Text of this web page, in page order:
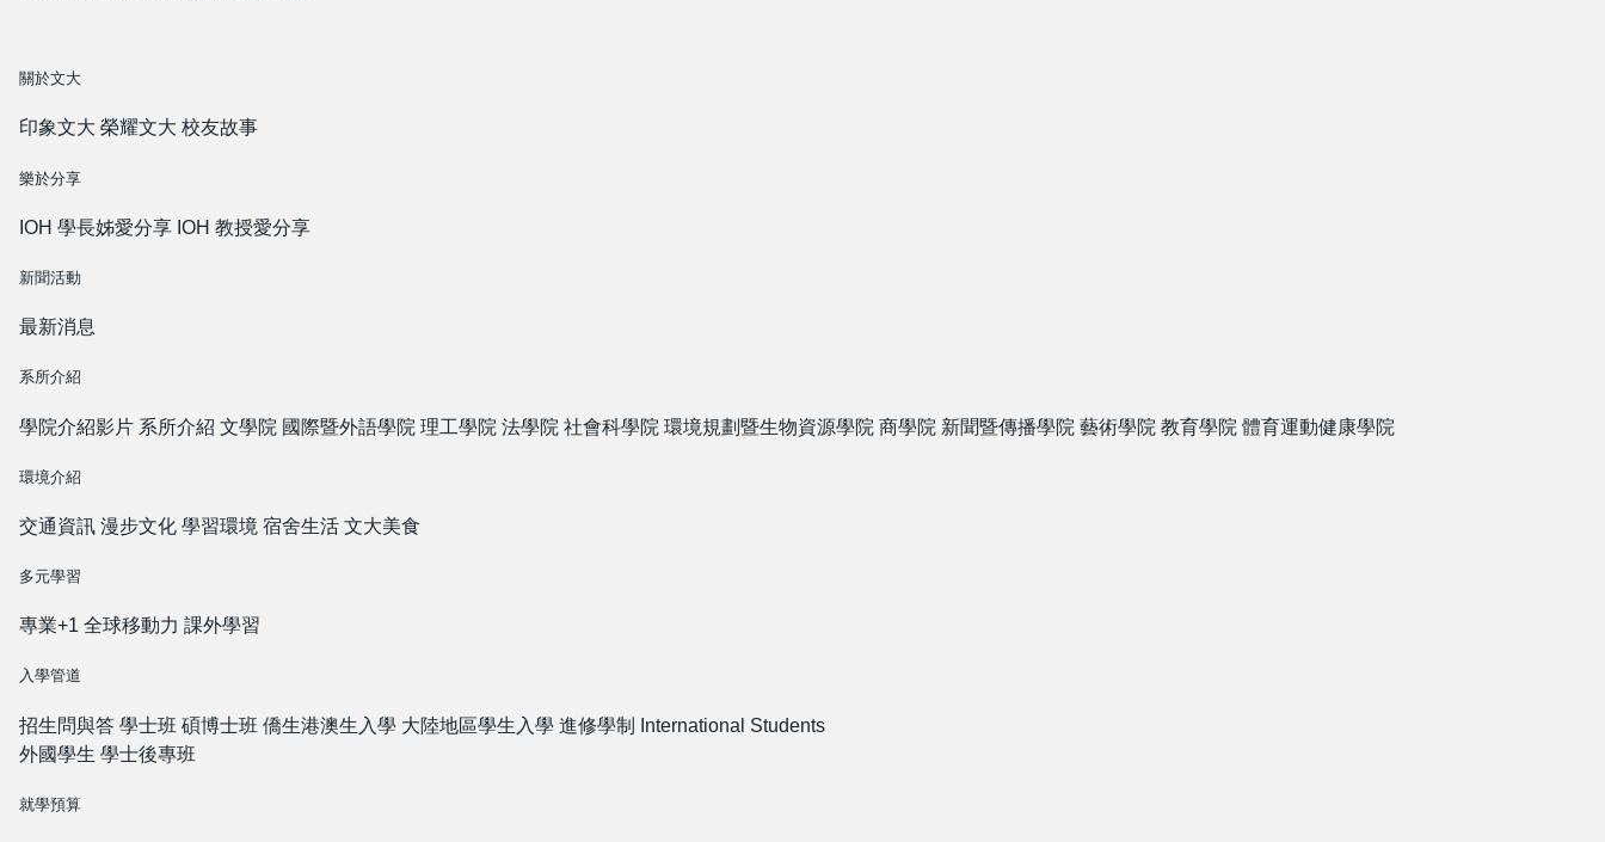
關於文大
印象文大 榮耀文大 校友故事
樂於分享
IOH 學長姊愛分享 IOH 教授愛分享
新聞活動
最新消息
系所介紹
學院介紹影片 系所介紹 文學院 國際暨外語學院 理工學院 法學院 社會科學院 環境規劃暨生物資源學院 商學院 新聞暨傳播學院 藝術學院 教育學院 體育運動健康學院
環境介紹
交通資訊 漫步文化 學習環境 宿舍生活 文大美食
多元學習
專業+1 全球移動力 課外學習
入學管道
招生問與答 學士班 碩博士班 僑生港澳生入學 大陸地區學生入學 進修學制
International Students
外國學生 學士後專班
就學預算